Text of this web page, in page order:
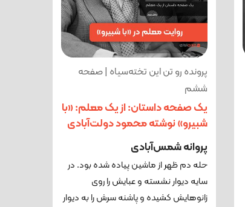
پرونده رو تن این تخته‌سیاه | صفحه
ششم
یک صفحه داستان: از یک معلم: «با
شبیرو» نوشته محمود دولت‌آبادی
پروانه شمس‌آبادی
حله دم ظهر از ماشین پیاده شده بود. در
سایه دیوار نشسته و عبایش را روی
زانوهایش کشیده و پاشنه سرش را به دیوار